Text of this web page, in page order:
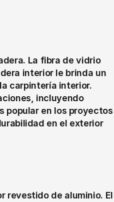
La fibra de vidrio
interior le brinda un
carpintería interior.
incluyendo
popular en los proyectos
en el exterior
revestido de aluminio. El